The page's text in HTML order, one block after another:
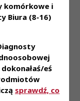
komórkowe i
Biura (8-16)
eś
sprawdź, co
technologią.
grupowego
laboratoryjne,
udział w
poleceń